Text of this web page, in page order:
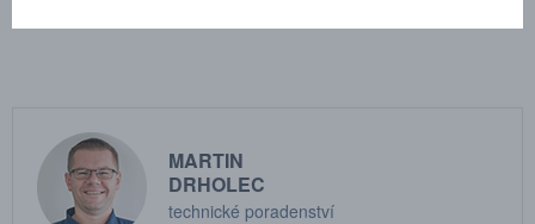
MARTIN
DRHOLEC
technické poradenství